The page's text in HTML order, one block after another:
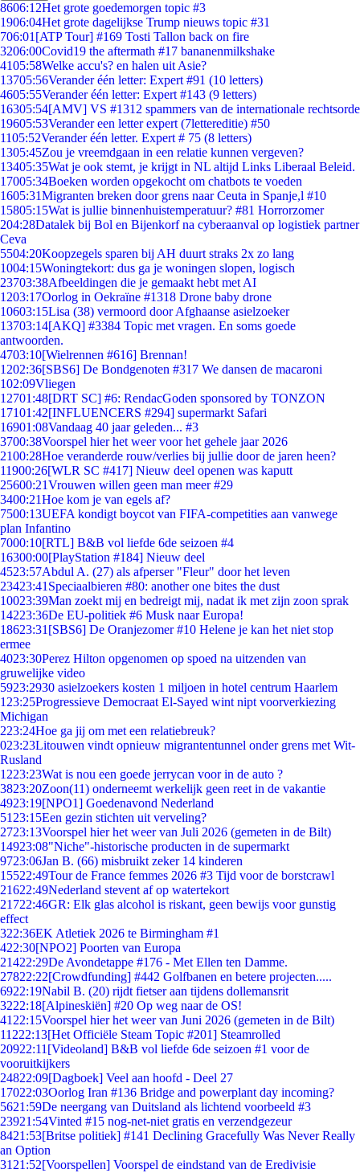
8606:12Het grote goedemorgen topic #3
1906:04Het grote dagelijkse Trump nieuws topic #31
706:01 [ATP Tour] #169 Tosti Tallon back on fire
3206:00Covid19 the aftermath #17 bananenmilkshake
4105:58Welke accu's? en halen uit Asie?
13705:56Verander één letter: Expert #91 (10 letters)
4605:55Verander één letter: Expert #143 (9 letters)
16305:54[AMV] VS #1312 spammers van de internationale rechtsorde
19605:53Verander een letter expert (7lettereditie) #50
1105:52Verander één letter. Expert # 75 (8 letters)
1305:45Zou je vreemdgaan in een relatie kunnen vergeven?
13405:35Wat je ook stemt, je krijgt in NL altijd Links Liberaal Beleid.
17005:34Boeken worden opgekocht om chatbots te voeden
1605:31Migranten breken door grens naar Ceuta in Spanje,l #10
15805:15Wat is jullie binnenhuistemperatuur? #81 Horrorzomer
204:28Datalek bij Bol en Bijenkorf na cyberaanval op logistiek partner
Ceva
5504:20Koopzegels sparen bij AH duurt straks 2x zo lang
1004:15Woningtekort: dus ga je woningen slopen, logisch
23703:38Afbeeldingen die je gemaakt hebt met AI
1203:17Oorlog in Oekraïne #1318 Drone baby drone
10603:15Lisa (38) vermoord door Afghaanse asielzoeker
13703:14[AKQ] #3384 Topic met vragen. En soms goede
antwoorden.
4703:10[Wielrennen #616] Brennan!
1202:36[SBS6] De Bondgenoten #317 We dansen de macaroni
102:09Vliegen
12701:48[DRT SC] #6: RendacGoden sponsored by TONZON
17101:42[INFLUENCERS #294] supermarkt Safari
16901:08Vandaag 40 jaar geleden... #3
3700:38Voorspel hier het weer voor het gehele jaar 2026
2100:28Hoe veranderde rouw/verlies bij jullie door de jaren heen?
11900:26[WLR SC #417] Nieuw deel openen was kaputt
25600:21Vrouwen willen geen man meer #29
3400:21Hoe kom je van egels af?
7500:13UEFA kondigt boycot van FIFA-competities aan vanwege
plan Infantino
7000:10[RTL] B&B vol liefde 6de seizoen #4
16300:00[PlayStation #184] Nieuw deel
4523:57Abdul A. (27) als afperser "Fleur" door het leven
23423:41 Speciaalbieren #80: another one bites the dust
10023:39Man zoekt mij en bedreigt mij, nadat ik met zijn zoon sprak
14223:36De EU-politiek #6 Musk naar Europa!
18623:31 [SBS6] De Oranjezomer #10 Helene je kan het niet stop
ermee
4023:30Perez Hilton opgenomen op spoed na uitzenden van
gruwelijke video
5923:2930 asielzoekers kosten 1 miljoen in hotel centrum Haarlem
1 23:25Progressieve Democraat El-Sayed wint nipt voorverkiezing
Michigan
223:24Hoe ga jij om met een relatiebreuk?
023:23Litouwen vindt opnieuw migrantentunnel onder grens met Wit-
Rusland
1223:23Wat is nou een goede jerrycan voor in de auto ?
3823:20Zoon(11) onderneemt werkelijk geen reet in de vakantie
4923:19[NPO1] Goedenavond Nederland
51 23:15Een gezin stichten uit verveling?
2723:13Voorspel hier het weer van Juli 2026 (gemeten in de Bilt)
14923:08"Niche"-historische producten in de supermarkt
9723:06Jan B. (66) misbruikt zeker 14 kinderen
15522:49Tour de France femmes 2026 #3 Tijd voor de borstcrawl
21622:49Nederland stevent af op watertekort
21722:46GR: Elk glas alcohol is riskant, geen bewijs voor gunstig
effect
322:36EK Atletiek 2026 te Birmingham #1
422:30[NPO2] Poorten van Europa
21422:29De Avondetappe #176 - Met Ellen ten Damme.
27822:22[Crowdfunding] #442 Golfbanen en betere projecten.....
6922:19Nabil B. (20) rijdt fietser aan tijdens dollemansrit
3222:18[Alpineskiën] #20 Op weg naar de OS!
41 22:15Voorspel hier het weer van Juni 2026 (gemeten in de Bilt)
11222:13[Het Officiële Steam Topic #201] Steamrolled
20922:11 [Videoland] B&B vol liefde 6de seizoen #1 voor de
vooruitkijkers
24822:09[Dagboek] Veel aan hoofd - Deel 27
17022:03Oorlog Iran #136 Bridge and powerplant day incoming?
5621:59De neergang van Duitsland als lichtend voorbeeld #3
23921:54Vinted #15 nog-net-niet gratis en verzendgezeur
8421:53[Britse politiek] #141 Declining Gracefully Was Never Really
an Option
31 21:52[Voorspellen] Voorspel de eindstand van de Eredivisie